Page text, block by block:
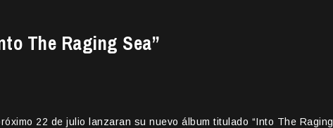
The Raging Sea”
22 de julio lanzaran su nuevo álbum titulado “Into The Raging